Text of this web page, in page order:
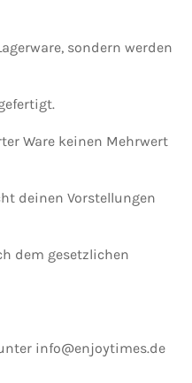
sondern werden
Ware keinen Mehrwert
deinen Vorstellungen
dem gesetzlichen
info@enjoytimes.de